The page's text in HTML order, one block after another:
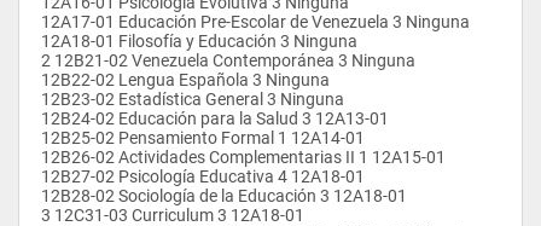
12A17-01 Educación Pre-Escolar de Venezuela 3 Ninguna
12A18-01 Filosofía y Educación 3 Ninguna
2 12B21-02 Venezuela Contemporánea 3 Ninguna
12B22-02 Lengua Española 3 Ninguna
12B23-02 Estadística General 3 Ninguna
12B24-02 Educación para la Salud 3 12A13-01
12B25-02 Pensamiento Formal 1 12A14-01
12B26-02 Actividades Complementarias II 1 12A15-01
12B27-02 Psicología Educativa 4 12A18-01
12B28-02 Sociología de la Educación 3 12A18-01
3 12C31-03 Curriculum 3 12A18-01